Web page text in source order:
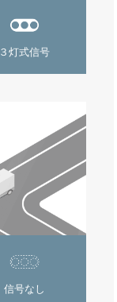
３灯式信号
信号なし